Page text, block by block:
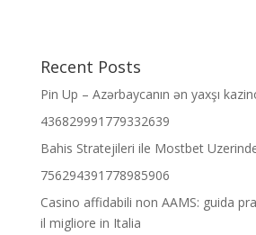
Recent Posts
Pin Up – Azərbaycanın ən yaxşı
436829991779332639
Bahis Stratejileri ile Mostbet
756294391778985906
Casino affidabili non AAMS: guida
il migliore in Italia